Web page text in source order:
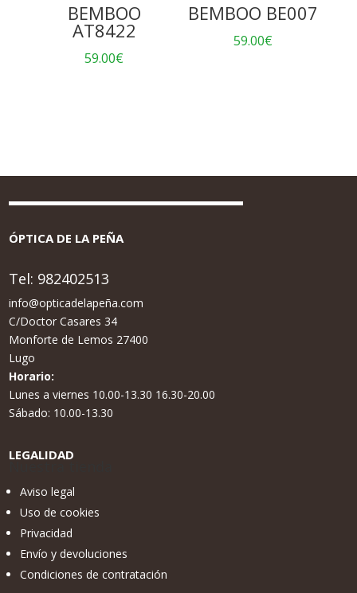
BEMBOO
AT8422
59.00€
BEMBOO BE007
59.00€
ÓPTICA DE LA PEÑA
Tel: 982402513
info@opticadelapeña.com
C/Doctor Casares 34
Monforte de Lemos 27400
Lugo
Horario:
Lunes a viernes 10.00-13.30 16.30-20.00
Sábado: 10.00-13.30
LEGALIDAD
Aviso legal
Uso de cookies
Privacidad
Envío y devoluciones
Condiciones de contratación